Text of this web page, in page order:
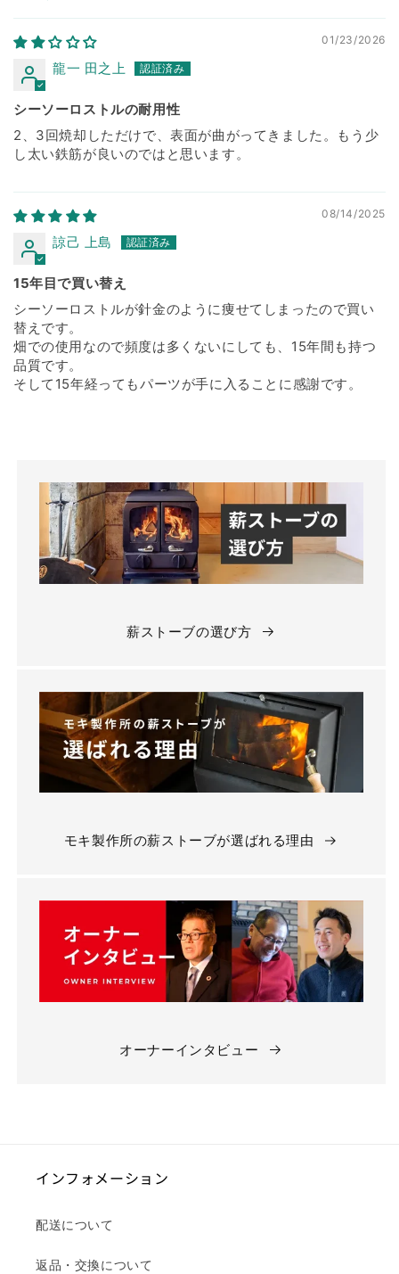
01/23/2026
龍一 田之上
シーソーロストルの耐用性
2、3回焼却しただけで、表面が曲がってきました。もう少
し太い鉄筋が良いのではと思います。
08/14/2025
諒己 上島
15年目で買い替え
シーソーロストルが針金のように痩せてしまったので買い
替えです。
畑での使用なので頻度は多くないにしても、15年間も持つ
品質です。
そして15年経ってもパーツが手に入ることに感謝です。
薪ストーブの選び方
モキ製作所の薪ストーブが選ばれる理由
オーナーインタビュー
インフォメーション
配送について
返品・交換について